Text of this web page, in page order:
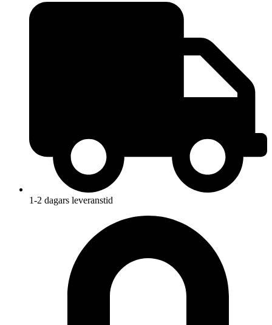
1-2 dagars leveranstid